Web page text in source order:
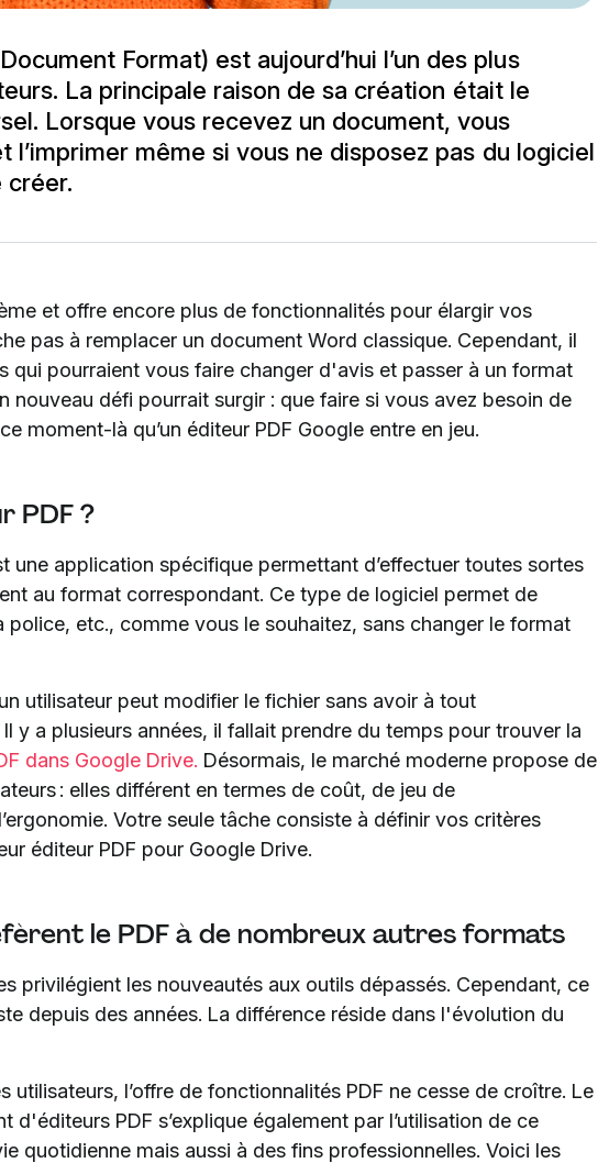
Format) est aujourd’hui l’un des plus
La principale raison de sa création était le
Lorsque vous recevez un document, vous
l’imprimer même si vous ne disposez pas du logiciel
créer.
et offre encore plus de fonctionnalités pour élargir vos
pas à remplacer un document Word classique. Cependant, il
qui pourraient vous faire changer d'avis et passer à un format
nouveau défi pourrait surgir : que faire si vous avez besoin de
moment-là qu’un éditeur PDF Google entre en jeu.
PDF ?
une application spécifique permettant d’effectuer toutes sortes
au format correspondant. Ce type de logiciel permet de
etc., comme vous le souhaitez, sans changer le format
utilisateur peut modifier le fichier sans avoir à tout
y a plusieurs années, il fallait prendre du temps pour trouver la
dans Google Drive. Désormais, le marché moderne propose de
: elles différent en termes de coût, de jeu de
Votre seule tâche consiste à définir vos critères
éditeur PDF pour Google Drive.
le PDF à de nombreux autres formats
privilégient les nouveautés aux outils dépassés. Cependant, ce
depuis des années. La différence réside dans l'évolution du
utilisateurs, l’offre de fonctionnalités PDF ne cesse de croître. Le
d'éditeurs PDF s’explique également par l’utilisation de ce
quotidienne mais aussi à des fins professionnelles. Voici les